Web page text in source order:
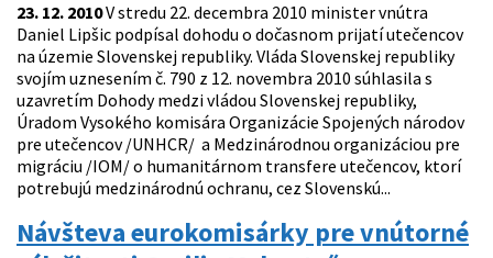
23. 12. 2010V stredu 22. decembra 2010 minister vnútra
Daniel Lipšic podpísal dohodu o dočasnom prijatí utečencov
na územie Slovenskej republiky. Vláda Slovenskej republiky
svojím uznesením č. 790 z 12. novembra 2010 súhlasila s
uzavretím Dohody medzi vládou Slovenskej republiky,
Úradom Vysokého komisára Organizácie Spojených národov
pre utečencov /UNHCR/ a Medzinárodnou organizáciou pre
migráciu /IOM/ o humanitárnom transfere utečencov, ktorí
potrebujú medzinárodnú ochranu, cez Slovenskú...
Návšteva eurokomisárky pre vnútorné